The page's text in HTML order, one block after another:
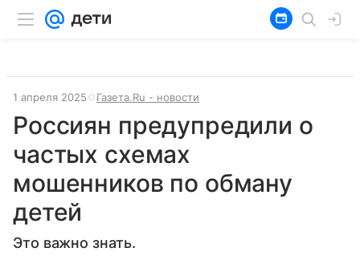
1 апреля 2025 Газета.Ru - новости
Россиян предупредили о
частых схемах
мошенников по обману
детей
Это важно знать.